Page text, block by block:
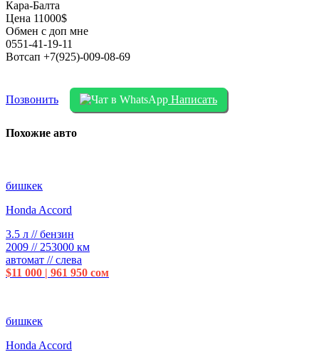
Кара-Балта
Цена 11000$
Обмен с доп мне
0551-41-19-11
Вотсап +7(925)-009-08-69
Позвонить Написать
Похожие авто
бишкек
Honda Accord
3.5 л // бензин
2009 // 253000 км
автомат // слева
$11 000 | 961 950 сом
бишкек
Honda Accord